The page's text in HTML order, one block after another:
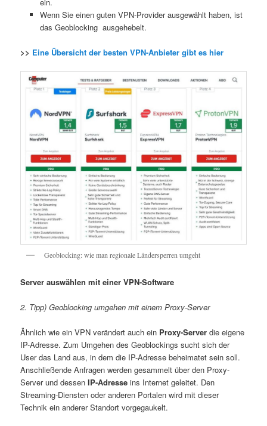
Wenn Sie einen guten VPN-Provider ausgewählt haben, ist
das Geoblocking ausgehebelt.
>> Eine Übersicht der besten VPN-Anbieter gibt es hier
Geoblocking: wie man regionale Ländersperren umgeht
Server auswählen mit einer VPN-Software
2. Tipp) Geoblocking umgehen mit einem Proxy-Server
Ähnlich wie ein VPN verändert auch ein Proxy-Server die eigene
IP-Adresse. Zum Umgehen des Geoblockings sucht sich der
User das Land aus, in dem die IP-Adresse beheimatet sein soll.
Anschließende Anfragen werden gesammelt über den Proxy-
Server und dessenIP-Adresse ins Internet geleitet. Den
Streaming-Diensten oder anderen Portalen wird mit dieser
Technik ein anderer Standort vorgegaukelt.